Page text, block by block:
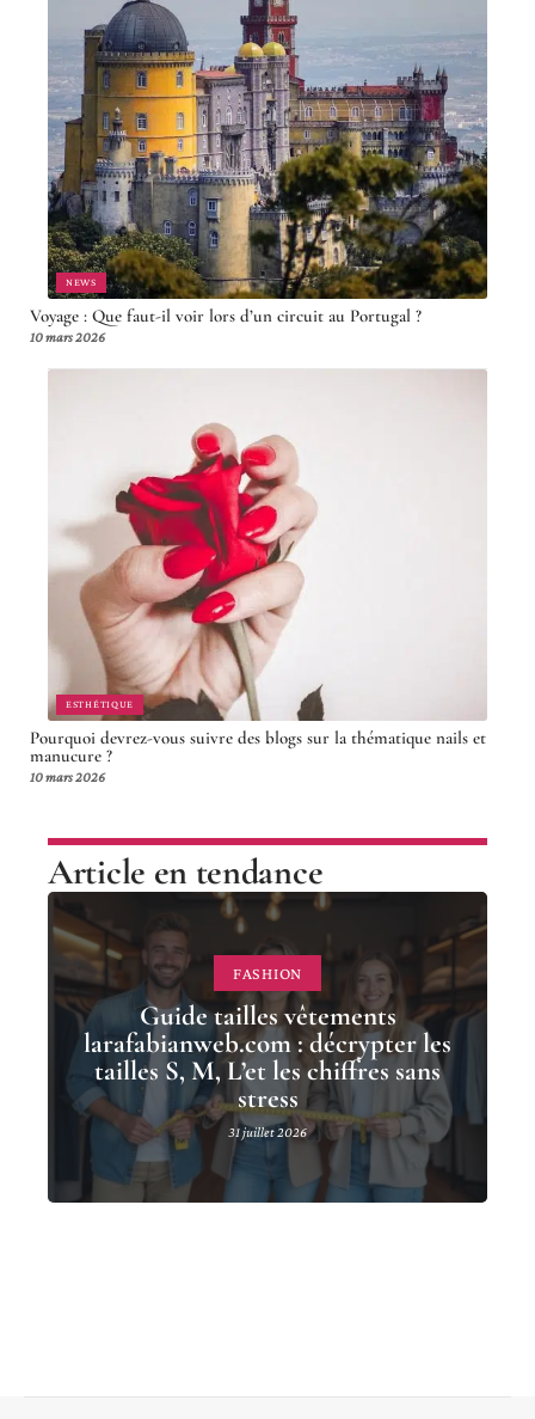
NEWS
Voyage : Que faut-il voir lors d’un circuit au Portugal ?
10 mars 2026
ESTHÉTIQUE
Pourquoi devrez-vous suivre des blogs sur la thématique nails et
manucure ?
10 mars 2026
Article en tendance
FASHION
Guide tailles vêtements
larafabianweb.com : décrypter les
tailles S, M, L’et les chiffres sans
stress
31 juillet 2026